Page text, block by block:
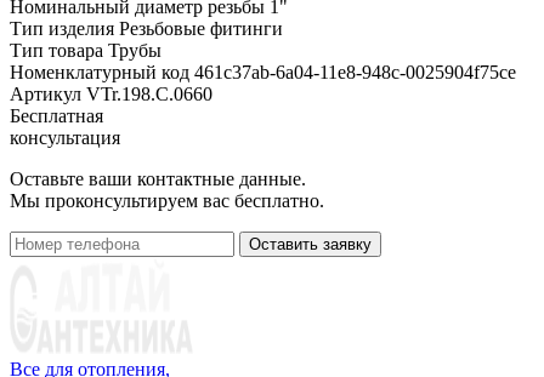
Номинальный диаметр резьбы 1"
Тип изделия Резьбовые фитинги
Тип товара Трубы
Номенклатурный код 461c37ab-6a04-11e8-948c-0025904f75ce
Артикул VTr.198.C.0660
Бесплатная
консультация
Оставьте ваши контактные данные.
Мы проконсультируем вас бесплатно.
Оставить заявку
Все для отопления,